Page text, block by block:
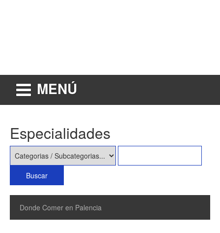
MENÚ
Especialidades
Donde Comer en Palencia